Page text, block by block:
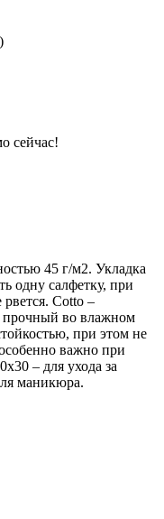
сейчас!
45 г/м2. Укладка
одну салфетку, при
Cotto –
прочный во влажном
при этом не
важно при
– для ухода за
маникюра.